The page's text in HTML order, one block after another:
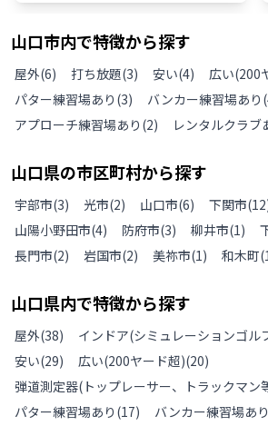
山口市内で特徴から探す
屋外(6) 打ち放題(3) 安い(4) 広い(200
パター練習場あり (3) バンカー練習場あり (
アプローチ練習場あり (2) レンタルクラブ
山口県の市区町村から探す
宇部市(3) 光市(2) 山口市(6) 下関市(12
山陽小野田市(4) 防府市(3) 柳井市(1)
長門市(2) 岩国市(2) 美祢市(1) 和木町(
山口県内で特徴から探す
屋外(38) インドア(シミュレーションゴル
安い(29) 広い(200ヤード超)(20)
弾道測定器(トップレーサー、トラックマン
パター練習場あり (17) バンカー練習場あり